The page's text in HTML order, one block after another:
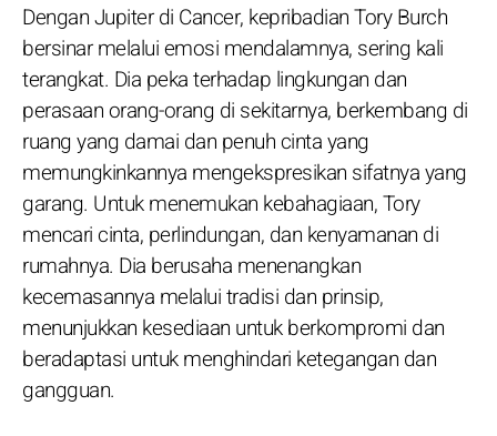
Dengan Jupiter di Cancer, kepribadian Tory Burch
bersinar melalui emosi mendalamnya, sering kali
terangkat. Dia peka terhadap lingkungan dan
perasaan orang-orang di sekitarnya, berkembang di
ruang yang damai dan penuh cinta yang
memungkinkannya mengekspresikan sifatnya yang
garang. Untuk menemukan kebahagiaan, Tory
mencari cinta, perlindungan, dan kenyamanan di
rumahnya. Dia berusaha menenangkan
kecemasannya melalui tradisi dan prinsip,
menunjukkan kesediaan untuk berkompromi dan
beradaptasi untuk menghindari ketegangan dan
gangguan.